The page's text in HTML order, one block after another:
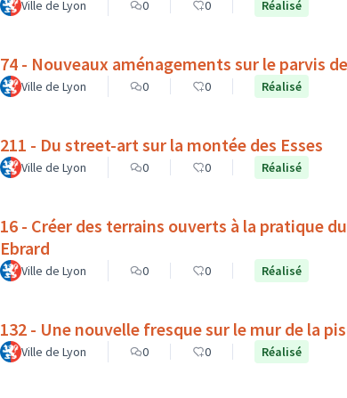
Ville de Lyon 0 0 Réalisé
74 - Nouveaux aménagements sur le parvis
Ville de Lyon 0 0 Réalisé
211 - Du street-art sur la montée des Esses
Ville de Lyon 0 0 Réalisé
16 - Créer des terrains ouverts à la pratique
Ebrard
Ville de Lyon 0 0 Réalisé
132 - Une nouvelle fresque sur le mur de la
Ville de Lyon 0 0 Réalisé